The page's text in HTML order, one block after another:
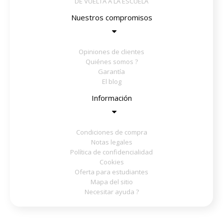
Nuestros compromisos
Opiniones de clientes
Quiénes somos ?
Garantía
El blog
Información
Condiciones de compra
Notas legales
Política de confidencialidad
Cookies
Oferta para estudiantes
Mapa del sitio
Necesitar ayuda ?